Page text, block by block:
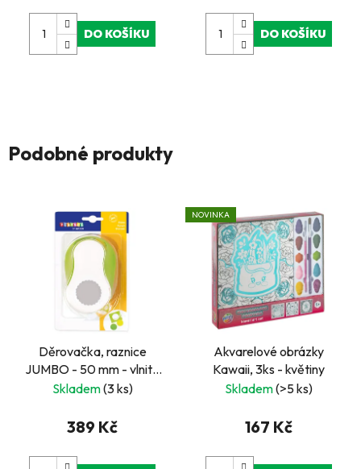
DO KOŠÍKU DO KOŠÍKU
Podobné produkty
Děrovačka, raznice
JUMBO - 50 mm - vlnité
kolečko
Skladem(3 ks)
389 Kč
NOVINKA
Akvarelové obrázky
Kawaii, 3ks - květiny
Skladem(>5 ks)
167 Kč